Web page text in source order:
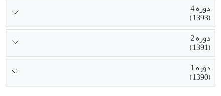
دوره 4
(1393)
دوره 2
(1391)
دوره 1
(1390)